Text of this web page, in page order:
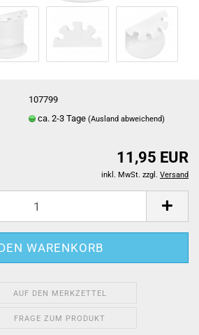
107799
ca. 2-3 Tage(Ausland abweichend)
11,95 EUR
inkl. MwSt. zzgl. Versand
AUF DEN MERKZETTEL
FRAGE ZUM PRODUKT